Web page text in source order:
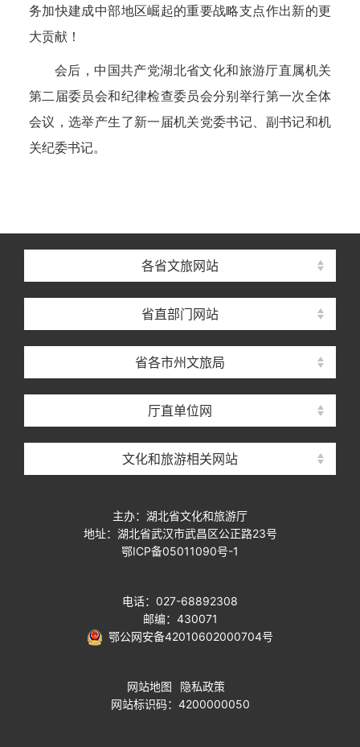
务加快建成中部地区崛起的重要战略支点作出新的更
大贡献！
会后，中国共产党湖北省文化和旅游厅直属机关
第二届委员会和纪律检查委员会分别举行第一次全体
会议，选举产生了新一届机关党委书记、副书记和机
关纪委书记。
各省文旅网站
省直部门网站
省各市州文旅局
厅直单位网
文化和旅游相关网站
主办：湖北省文化和旅游厅
地址：湖北省武汉市武昌区公正路23号
鄂ICP备05011090号-1
电话：027-68892308
邮编：430071
鄂公网安备42010602000704号
网站地图
隐私政策
网站标识码：4200000050